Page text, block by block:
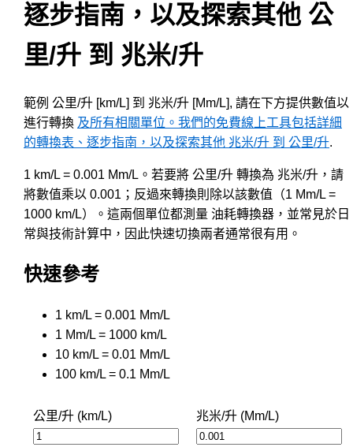
逐步指南，以及探索其他 公
里/升 到 兆米/升
範例 公里/升 [km/L] 到 兆米/升 [Mm/L], 請在下方提供數值以
進行轉換 及所有相關單位。我們的免費線上工具包括詳細
的轉換表、逐步指南，以及探索其他 兆米/升 到 公里/升.
1 km/L = 0.001 Mm/L。若要將 公里/升 轉換為 兆米/升，請
將數值乘以 0.001；反過來轉換則除以該數值（1 Mm/L =
1000 km/L）。這兩個單位都測量 油耗轉換器，並常見於日
常與技術計算中，因此快速切換兩者通常很有用。
快速參考
1 km/L = 0.001 Mm/L
1 Mm/L = 1000 km/L
10 km/L = 0.01 Mm/L
100 km/L = 0.1 Mm/L
公里/升 (km/L) 兆米/升 (Mm/L)